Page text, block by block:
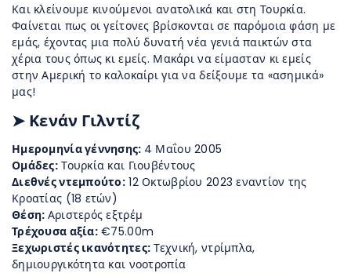
Και κλείνουμε κινούμενοι ανατολικά και στη Τουρκία.
Φαίνεται πως οι γείτονες βρίσκονται σε παρόμοια φάση με
εμάς, έχοντας μια πολύ δυνατή νέα γενιά παικτών στα
χέρια τους όπως κι εμείς. Μακάρι να είμασταν κι εμείς
στην Αμερική το καλοκαίρι για να δείξουμε τα «ασημικά»
μας!
➤ Κενάν Γιλντίζ
Ημερομηνία γέννησης: 4 Μαΐου 2005
Ομάδες:Τουρκία και Γιουβέντους
Διεθνές ντεμπούτο: 12 Οκτωβρίου 2023 εναντίον της
Κροατίας (18 ετών)
Θέση: Αριστερός εξτρέμ
Τρέχουσα αξία:€75.00m
Ξεχωριστές ικανότητες: Τεχνική, ντρίμπλα,
δημιουργικότητα και νοοτροπία